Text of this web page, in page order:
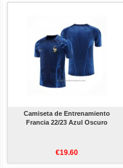
Camiseta de Entrenamiento
Francia 22/23 Azul Oscuro
€19.60